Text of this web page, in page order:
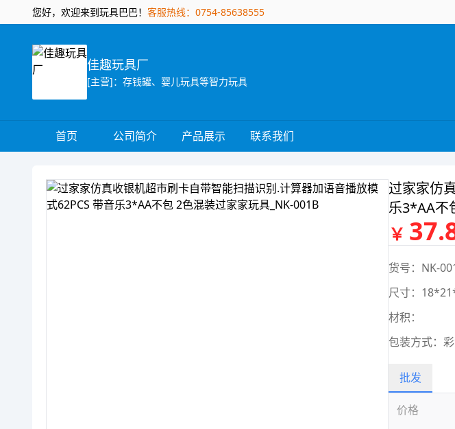
您好，欢迎来到玩具巴巴！ 客服热线：0754-85638555
佳趣玩具厂
[主营]：存钱罐、婴儿玩具等智力玩具
首页 公司简介 产品展示 联系我们
过家家仿
乐3*AA不
￥
货号：NK-
尺寸：
材积：
包装方式：
批发
价格